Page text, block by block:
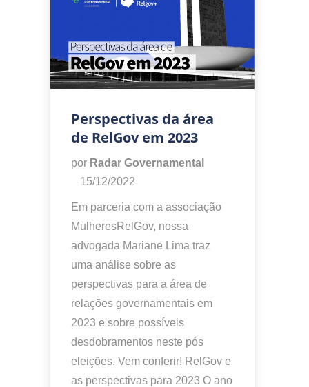
Perspectivas da área
de RelGov em 2023
por Radar Governamental
15/12/2022
Em parceria com a associação
MulheresRelGov, nossa
advogada Mariane Lima traz
uma análise sobre as
perspectivas para a área de
relações governamentais em
2023 e sobre possíveis
desdobramentos neste pós
eleições. Vem conferir! RelGov e
as perspectivas para 2023 O ano